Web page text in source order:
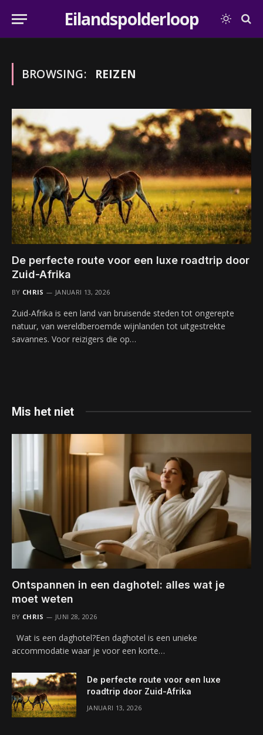
Eilandspolderloop
BROWSING: REIZEN
De perfecte route voor een luxe roadtrip door
Zuid-Afrika
BY CHRIS JANUARI 13, 2026
Zuid-Afrika is een land van bruisende steden tot ongerepte
natuur, van wereldberoemde wijnlanden tot uitgestrekte
savannes. Voor reizigers die op…
Mis het niet
Ontspannen in een daghotel: alles wat je
moet weten
BY CHRIS JUNI 28, 2026
Wat is een daghotel?Een daghotel is een unieke
accommodatie waar je voor een korte…
De perfecte route voor een luxe
roadtrip door Zuid-Afrika
JANUARI 13, 2026